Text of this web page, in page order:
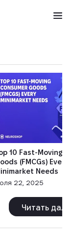
10 Fast-Moving
(FMCGs) Every
Needs
22, 2025
Читать